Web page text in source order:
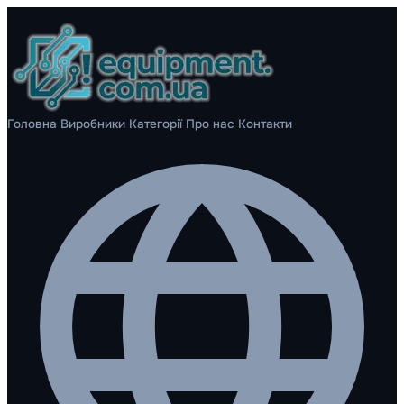
Головна Виробники Категорії Про нас Контакти